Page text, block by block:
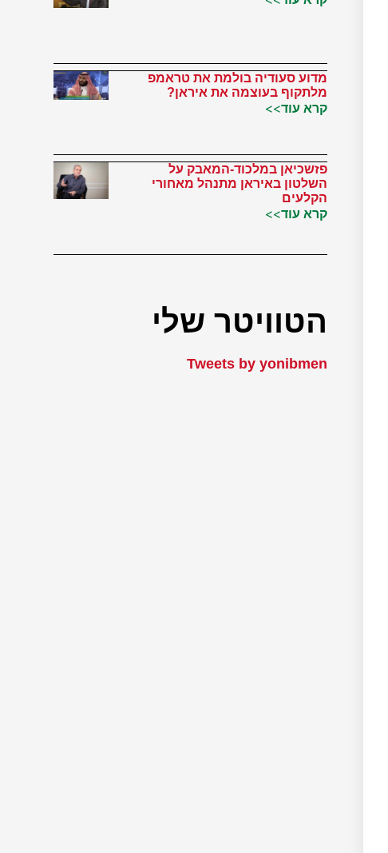
מדוע סעודיה בולמת את טראמפ
מלתקוף בעוצמה את איראן?
קרא עוד>>
פזשכיאן במלכוד-המאבק על
השלטון באיראן מתנהל מאחורי
הקלעים
קרא עוד>>
הטוויטר שלי
Tweets by yonibmen